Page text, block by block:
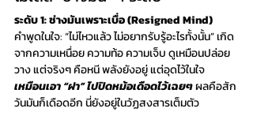
ระดับ 1: ช่างมันเพราะเบื่อ (Resigned Mind)
คำพูดในใจ: “ไม่ไหวแล้ว ไม่อยากรับรู้อะไรทั้งนั้น” เกิด
จากความเหนื่อย ความท้อ ความเจ็บ ดูเหมือนปล่อย
วาง แต่จริงๆ คือหนี พลังยังอยู่ แต่อุดไว้ในใจ
เหมือนเอา “ฝา” ไปปิดหม้อเดือดไว้เฉยๆ ผลคือสัก
วันมันก็เดือดอีก นี่ยังอยู่ในวัฏสงสารเต็มตัว